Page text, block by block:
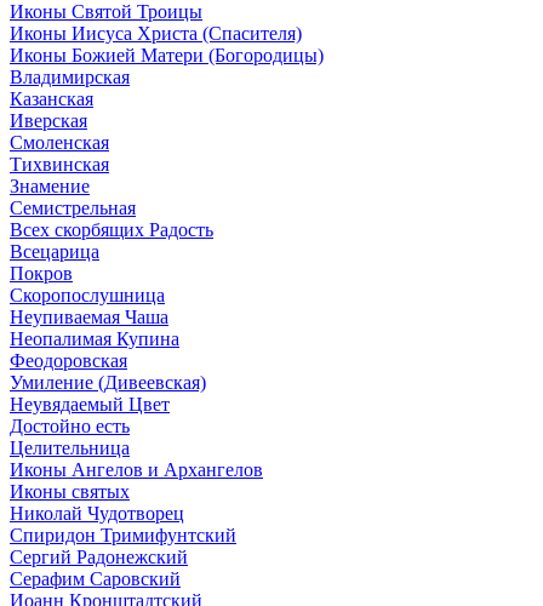
Иконы Святой Троицы
Иконы Иисуса Христа (Спасителя)
Иконы Божией Матери (Богородицы)
Владимирская
Казанская
Иверская
Смоленская
Тихвинская
Знамение
Семистрельная
Всех скорбящих Радость
Всецарица
Покров
Скоропослушница
Неупиваемая Чаша
Неопалимая Купина
Феодоровская
Умиление (Дивеевская)
Неувядаемый Цвет
Достойно есть
Целительница
Иконы Ангелов и Архангелов
Иконы святых
Николай Чудотворец
Спиридон Тримифунтский
Сергий Радонежский
Серафим Саровский
Иоанн Кронштадтский